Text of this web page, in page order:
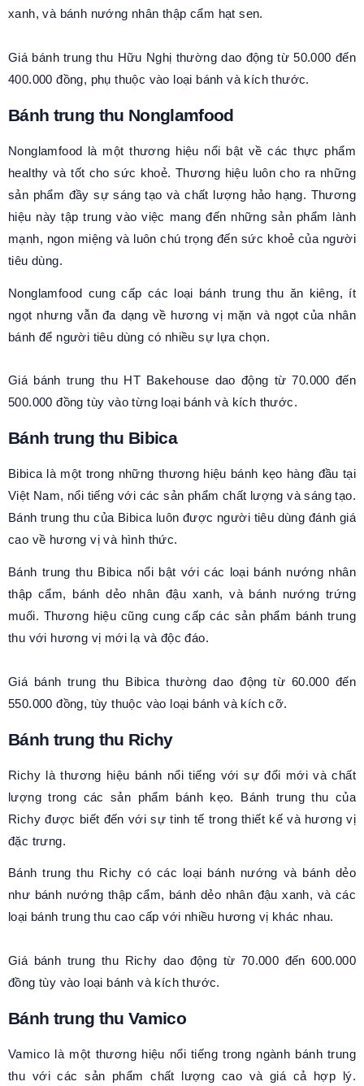
xanh, và bánh nướng nhân thập cẩm hạt sen.
Giá bánh trung thu Hữu Nghị thường dao động từ 50.000 đến
400.000 đồng, phụ thuộc vào loại bánh và kích thước.
Bánh trung thu Nonglamfood
Nonglamfood là một thương hiệu nổi bật về các thực phẩm
healthy và tốt cho sức khoẻ. Thương hiệu luôn cho ra những
sản phẩm đầy sự sáng tạo và chất lượng hảo hạng. Thương
hiệu này tập trung vào việc mang đến những sản phẩm lành
mạnh, ngon miệng và luôn chú trọng đến sức khoẻ của người
tiêu dùng.
Nonglamfood cung cấp các loại bánh trung thu ăn kiêng, ít
ngọt nhưng vẫn đa dạng về hương vị mặn và ngọt của nhân
bánh để người tiêu dùng có nhiều sự lựa chọn.
Giá bánh trung thu HT Bakehouse dao động từ 70.000 đến
500.000 đồng tùy vào từng loại bánh và kích thước.
Bánh trung thu Bibica
Bibica là một trong những thương hiệu bánh kẹo hàng đầu tại
Việt Nam, nổi tiếng với các sản phẩm chất lượng và sáng tạo.
Bánh trung thu của Bibica luôn được người tiêu dùng đánh giá
cao về hương vị và hình thức.
Bánh trung thu Bibica nổi bật với các loại bánh nướng nhân
thập cẩm, bánh dẻo nhân đậu xanh, và bánh nướng trứng
muối. Thương hiệu cũng cung cấp các sản phẩm bánh trung
thu với hương vị mới lạ và độc đáo.
Giá bánh trung thu Bibica thường dao động từ 60.000 đến
550.000 đồng, tùy thuộc vào loại bánh và kích cỡ.
Bánh trung thu Richy
Richy là thương hiệu bánh nổi tiếng với sự đổi mới và chất
lượng trong các sản phẩm bánh kẹo. Bánh trung thu của
Richy được biết đến với sự tinh tế trong thiết kế và hương vị
đặc trưng.
Bánh trung thu Richy có các loại bánh nướng và bánh dẻo
như bánh nướng thập cẩm, bánh dẻo nhân đậu xanh, và các
loại bánh trung thu cao cấp với nhiều hương vị khác nhau.
Giá bánh trung thu Richy dao động từ 70.000 đến 600.000
đồng tùy vào loại bánh và kích thước.
Bánh trung thu Vamico
Vamico là một thương hiệu nổi tiếng trong ngành bánh trung
thu với các sản phẩm chất lượng cao và giá cả hợp lý.